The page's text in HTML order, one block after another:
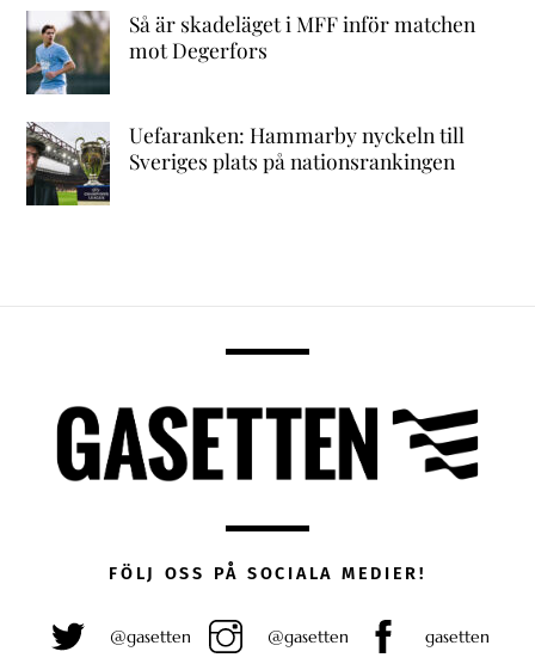
Så är skadeläget i MFF inför matchen
mot Degerfors
Uefaranken: Hammarby nyckeln till
Sveriges plats på nationsrankingen
FÖLJ OSS PÅ SOCIALA MEDIER!
@gasetten @gasetten gasetten